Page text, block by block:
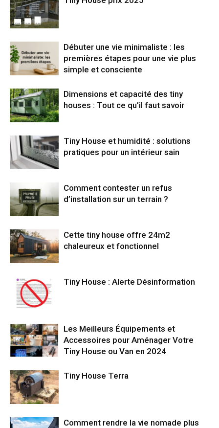
Débuter une vie minimaliste : les
premières étapes pour une vie plus
simple et consciente
Dimensions et capacité des tiny
houses : Tout ce qu’il faut savoir
Tiny House et humidité : solutions
pratiques pour un intérieur sain
Comment contester un refus
d’installation sur un terrain ?
Cette tiny house offre 24m2
chaleureux et fonctionnel
Tiny House : Alerte Désinformation
Les Meilleurs Équipements et
Accessoires pour Aménager Votre
Tiny House ou Van en 2024
Tiny House Terra
Comment rendre la vie nomade plus